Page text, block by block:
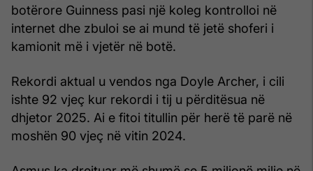
botërore Guinness pasi një koleg kontrolloi në
internet dhe zbuloi se ai mund të jetë shoferi i
kamionit më i vjetër në botë.
Rekordi aktual u vendos nga Doyle Archer, i cili
ishte 92 vjeç kur rekordi i tij u përditësua në
dhjetor 2025. Ai e fitoi titullin për herë të parë në
moshën 90 vjeç në vitin 2024.